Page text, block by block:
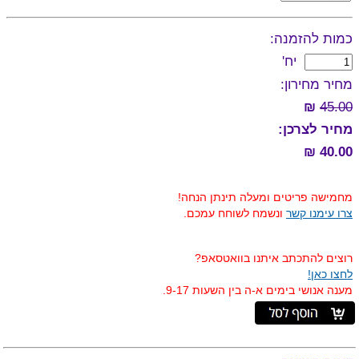
כמות להזמנה:
יח'
מחיר מחירון:
45.00
₪
מחיר לצרכן:
40.00 ₪
מחמישה פריטים ומעלה תינתן הנחה!
צרו עימנו קשר ונשמח לשוחח עמכם.
רוצים להתכתב איתנו בוואטסאפ?
לחצו כאן!
מענה אנושי בימים א-ה בין השעות 9-17.